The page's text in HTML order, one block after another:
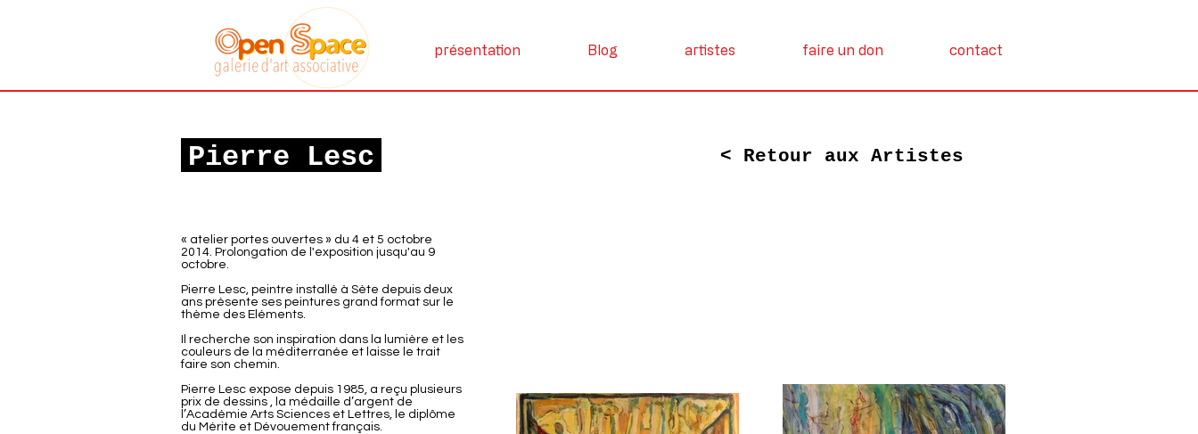
Galerie art
associative
présentation Blog artistes faire un don contact
Pierre Lesc < Retour aux Artistes
« atelier portes ouvertes » du 4 et 5 octobre
2014. Prolongation de l'exposition jusqu'au 9
octobre.
Pierre Lesc, peintre installé à Sète depuis deux
ans présente ses peintures grand format sur le
thème des Eléments.
Il recherche son inspiration dans la lumière et les
couleurs de la méditerranée et laisse le trait
faire son chemin.
Pierre Lesc expose depuis 1985, a reçu plusieurs
prix de dessins , la médaille d’argent de
l’Académie Arts Sciences et Lettres, le diplôme
du Mérite et Dévouement français.